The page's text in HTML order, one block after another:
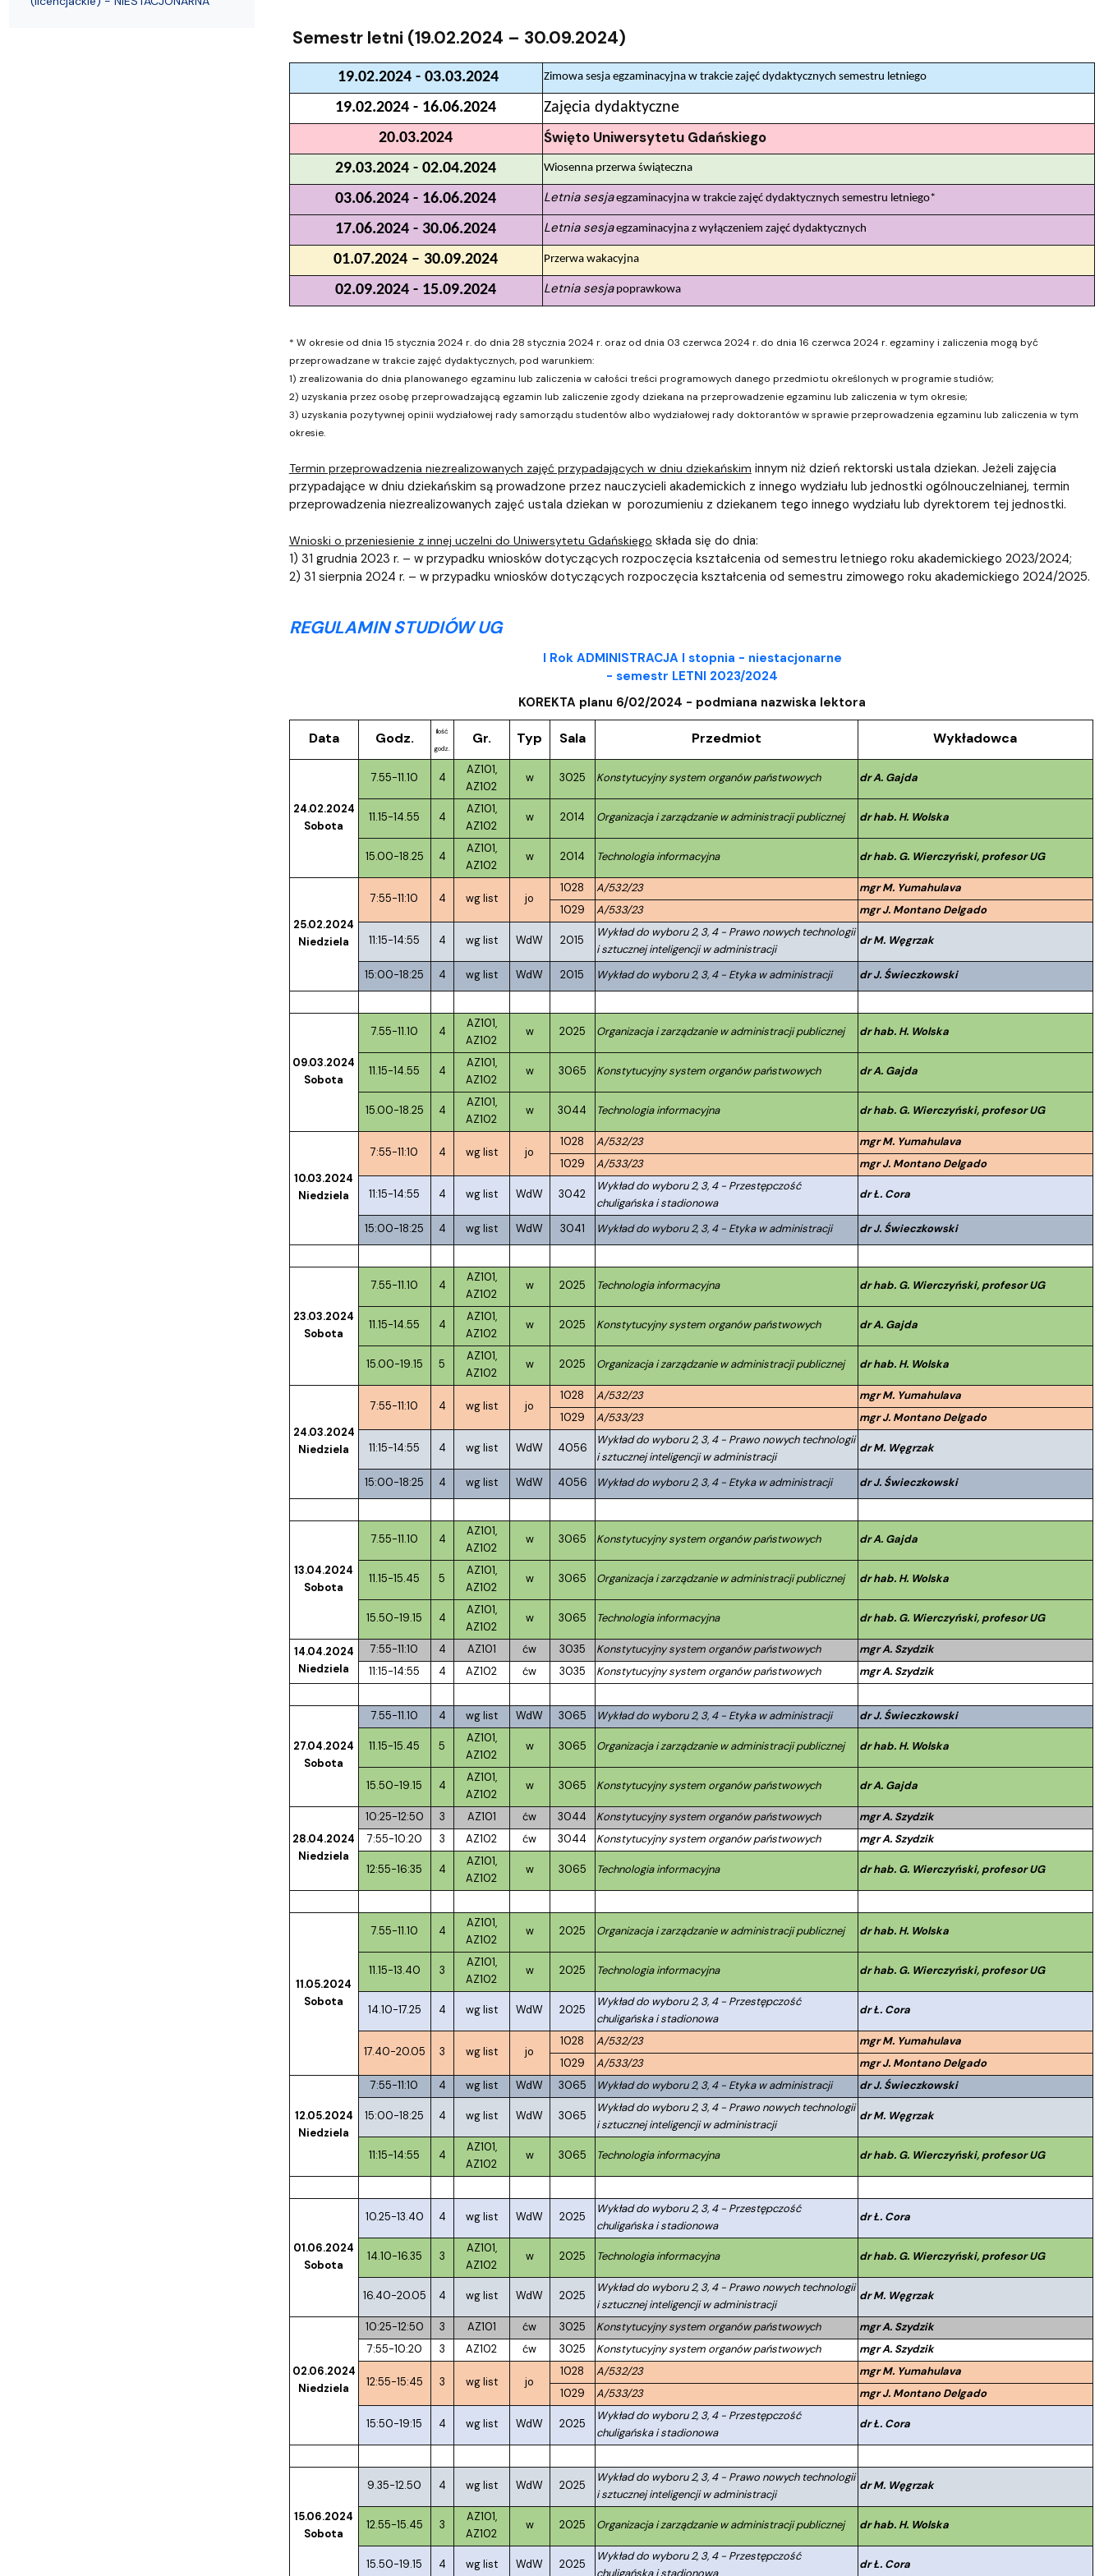
Semestr letni (19.02.2024 – 30.09.2024)
19.02.2024 - 03.03.2024 Zimowa sesja egzaminacyjna w trakcie zajęć dydaktycznych semestru letniego
19.02.2024 - 16.06.2024
Zajęcia dydaktyczne
20.03.2024
Święto Uniwersytetu Gdańskiego
29.03.2024 - 02.04.2024 Wiosenna przerwa świąteczna
03.06.2024 - 16.06.2024 Letnia sesjaegzaminacyjna w trakcie zajęć dydaktycznych semestru letniego*
17.06.2024 - 30.06.2024 Letnia sesjaegzaminacyjna z wyłączeniem zajęć dydaktycznych
01.07.2024 – 30.09.2024 Przerwa wakacyjna
02.09.2024 - 15.09.2024 Letnia sesjapoprawkowa
* W okresie od dnia 15 stycznia 2024 r. do dnia 28 stycznia 2024 r. oraz od dnia 03 czerwca 2024 r. do dnia 16 czerwca 2024 r. egzaminy i zaliczenia mogą być
przeprowadzane w trakcie zajęć dydaktycznych, pod warunkiem:
1) zrealizowania do dnia planowanego egzaminu lub zaliczenia w całości treści programowych danego przedmiotu określonych w programie studiów;
2) uzyskania przez osobę przeprowadzającą egzamin lub zaliczenie zgody dziekana na przeprowadzenie egzaminu lub zaliczenia w tym okresie;
3) uzyskania pozytywnej opinii wydziałowej rady samorządu studentów albo wydziałowej rady doktorantów w sprawie przeprowadzenia egzaminu lub zaliczenia w tym
okresie.
Termin przeprowadzenia niezrealizowanych zajęć przypadających w dniu dziekańskim innym niż dzień rektorski ustala dziekan. Jeżeli zajęcia
przypadające w dniu dziekańskim są prowadzone przez nauczycieli akademickich z innego wydziału lub jednostki ogólnouczelnianej, termin
przeprowadzenia niezrealizowanych zajęć ustala dziekan w porozumieniu z dziekanem tego innego wydziału lub dyrektorem tej jednostki.
Wnioski o przeniesienie z innej uczelni do Uniwersytetu Gdańskiego składa się do dnia:
1) 31 grudnia 2023 r. – w przypadku wniosków dotyczących rozpoczęcia kształcenia od semestru letniego roku akademickiego 2023/2024;
2) 31 sierpnia 2024 r. – w przypadku wniosków dotyczących rozpoczęcia kształcenia od semestru zimowego roku akademickiego 2024/2025.
REGULAMIN STUDIÓW UG
I Rok ADMINISTRACJA I stopnia - niestacjonarne
- semestr LETNI 2023/2024
KOREKTA planu 6/02/2024 - podmiana nazwiska lektora
Data Godz. Ilość
godz.
Gr. Typ Sala Przedmiot Wykładowca
24.02.2024
Sobota
7.55-11.10 4
AZ101,
AZ102
w 3025 Konstytucyjny system organów państwowych dr A. Gajda
11.15-14.55 4
AZ101,
AZ102
w 2014 Organizacja i zarządzanie w administracji publicznej dr hab. H. Wolska
15.00-18.25 4
AZ101,
AZ102
w 2014 Technologia informacyjna dr hab. G. Wierczyński, profesor UG
25.02.2024
Niedziela
7:55-11:10 4 wg list jo
1028 A/532/23
mgr M. Yumahulava
1029
A/533/23 mgr J. Montano Delgado
11:15-14:55 4 wg list WdW 2015
Wykład do wyboru 2, 3, 4 - Prawo nowych technologii
i sztucznej inteligencji w administracji
dr M. Węgrzak
15:00-18:25 4 wg list WdW 2015 Wykład do wyboru 2, 3, 4 - Etyka w administracji dr J. Świeczkowski
09.03.2024
Sobota
7.55-11.10 4
AZ101,
AZ102
w 2025 Organizacja i zarządzanie w administracji publicznej dr hab. H. Wolska
11.15-14.55 4
AZ101,
AZ102
w 3065 Konstytucyjny system organów państwowych dr A. Gajda
15.00-18.25 4
AZ101,
AZ102
w 3044 Technologia informacyjna dr hab. G. Wierczyński, profesor UG
10.03.2024
Niedziela
7:55-11:10 4 wg list jo
1028 A/532/23
mgr M. Yumahulava
1029
A/533/23 mgr J. Montano Delgado
11:15-14:55 4 wg list WdW 3042
Wykład do wyboru 2, 3, 4 - Przestępczość
chuligańska i stadionowa
dr Ł. Cora
15:00-18:25 4 wg list WdW 3041 Wykład do wyboru 2, 3, 4 - Etyka w administracji dr J. Świeczkowski
23.03.2024
Sobota
7.55-11.10 4
AZ101,
AZ102
w 2025 Technologia informacyjna dr hab. G. Wierczyński, profesor UG
11.15-14.55 4
AZ101,
AZ102
w 2025 Konstytucyjny system organów państwowych dr A. Gajda
15.00-19.15 5
AZ101,
AZ102
w 2025 Organizacja i zarządzanie w administracji publicznej dr hab. H. Wolska
24.03.2024
Niedziela
7:55-11:10 4 wg list jo
1028 A/532/23
mgr M. Yumahulava
1029
A/533/23 mgr J. Montano Delgado
11:15-14:55 4 wg list WdW 4056
Wykład do wyboru 2, 3, 4 - Prawo nowych technologii
i sztucznej inteligencji w administracji
dr M. Węgrzak
15:00-18:25 4 wg list WdW 4056 Wykład do wyboru 2, 3, 4 - Etyka w administracji dr J. Świeczkowski
13.04.2024
Sobota
7.55-11.10 4
AZ101,
AZ102
w 3065 Konstytucyjny system organów państwowych dr A. Gajda
11.15-15.45 5
AZ101,
AZ102
w 3065 Organizacja i zarządzanie w administracji publicznej dr hab. H. Wolska
15.50-19.15 4
AZ101,
AZ102
w 3065 Technologia informacyjna dr hab. G. Wierczyński, profesor UG
14.04.2024
Niedziela
7:55-11:10 4 AZ101 ćw 3035 Konstytucyjny system organów państwowych
mgr A. Szydzik
11:15-14:55
4 AZ102 ćw 3035 Konstytucyjny system organów państwowych mgr A. Szydzik
27.04.2024
Sobota
7.55-11.10 4 wg list WdW 3065 Wykład do wyboru 2, 3, 4 - Etyka w administracji dr J. Świeczkowski
11.15-15.45 5
AZ101,
AZ102
w 3065 Organizacja i zarządzanie w administracji publicznej dr hab. H. Wolska
15.50-19.15 4
AZ101,
AZ102
w 3065 Konstytucyjny system organów państwowych dr A. Gajda
28.04.2024
Niedziela
10:25-12:50 3 AZ101 ćw 3044 Konstytucyjny system organów państwowych
mgr A. Szydzik
7:55-10:20
3 AZ102 ćw 3044 Konstytucyjny system organów państwowych mgr A. Szydzik
12:55-16:35 4
AZ101,
AZ102
w 3065 Technologia informacyjna dr hab. G. Wierczyński, profesor UG
11.05.2024
Sobota
7.55-11.10 4
AZ101,
AZ102
w 2025 Organizacja i zarządzanie w administracji publicznej dr hab. H. Wolska
11.15-13.40 3
AZ101,
AZ102
w 2025 Technologia informacyjna dr hab. G. Wierczyński, profesor UG
14.10-17.25 4 wg list WdW 2025
Wykład do wyboru 2, 3, 4 - Przestępczość
chuligańska i stadionowa
dr Ł. Cora
17.40-20.05 3 wg list jo
1028 A/532/23
mgr M. Yumahulava
1029
A/533/23 mgr J. Montano Delgado
12.05.2024
Niedziela
7:55-11:10 4 wg list WdW 3065 Wykład do wyboru 2, 3, 4 - Etyka w administracji dr J. Świeczkowski
15:00-18:25 4 wg list WdW 3065
Wykład do wyboru 2, 3, 4 - Prawo nowych technologii
i sztucznej inteligencji w administracji
dr M. Węgrzak
11:15-14:55 4
AZ101,
AZ102
w 3065 Technologia informacyjna dr hab. G. Wierczyński, profesor UG
01.06.2024
Sobota
10.25-13.40 4 wg list WdW 2025
Wykład do wyboru 2, 3, 4 - Przestępczość
chuligańska i stadionowa
dr Ł. Cora
14.10-16.35 3
AZ101,
AZ102
w 2025 Technologia informacyjna dr hab. G. Wierczyński, profesor UG
16.40-20.05 4 wg list WdW 2025
Wykład do wyboru 2, 3, 4 - Prawo nowych technologii
i sztucznej inteligencji w administracji
dr M. Węgrzak
02.06.2024
Niedziela
10:25-12:50 3 AZ101 ćw 3025 Konstytucyjny system organów państwowych
mgr A. Szydzik
7:55-10:20
3 AZ102 ćw 3025 Konstytucyjny system organów państwowych mgr A. Szydzik
12:55-15:45 3 wg list jo
1028 A/532/23
mgr M. Yumahulava
1029
A/533/23 mgr J. Montano Delgado
15:50-19:15 4 wg list WdW 2025
Wykład do wyboru 2, 3, 4 - Przestępczość
chuligańska i stadionowa
dr Ł. Cora
15.06.2024
Sobota
9.35-12.50 4 wg list WdW 2025
Wykład do wyboru 2, 3, 4 - Prawo nowych technologii
i sztucznej inteligencji w administracji
dr M. Węgrzak
12.55-15.45 3
AZ101,
AZ102
w 2025 Organizacja i zarządzanie w administracji publicznej dr hab. H. Wolska
15.50-19.15 4 wg list WdW 2025
Wykład do wyboru 2, 3, 4 - Przestępczość
chuligańska i stadionowa
dr Ł. Cora